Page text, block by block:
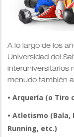
A lo largo de los
Universidad del
interuniversitarios
menudo también
• Arquería (o Tiro
• Atletismo (Bala,
Running, etc.)